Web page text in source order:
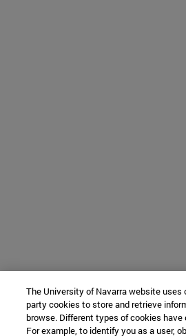
The University of Navarra website uses
party cookies to store and retrieve
browse. Different types of cookies have
For example, to identify you as a user,